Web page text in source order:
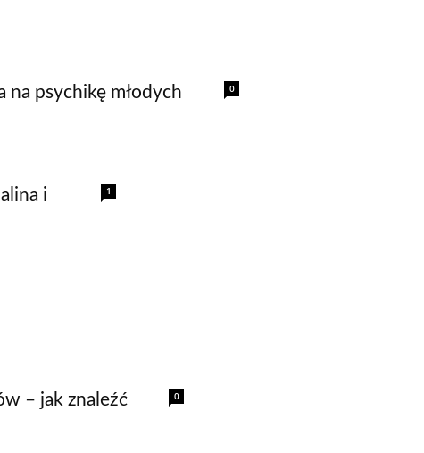
0
na psychikę młodych
1
i
0
– jak znaleźć